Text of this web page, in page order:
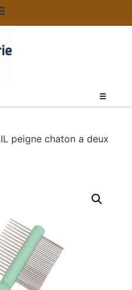
peigne chaton a deux